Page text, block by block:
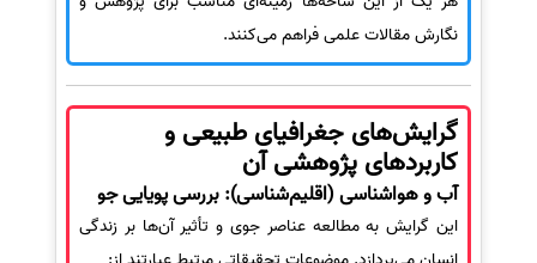
نگارش مقالات علمی فراهم می‌کنند.
گرایش‌های جغرافیای طبیعی و
کاربردهای پژوهشی آن
آب و هواشناسی (اقلیم‌شناسی): بررسی پویایی جو
این گرایش به مطالعه عناصر جوی و تأثیر آن‌ها بر زندگی